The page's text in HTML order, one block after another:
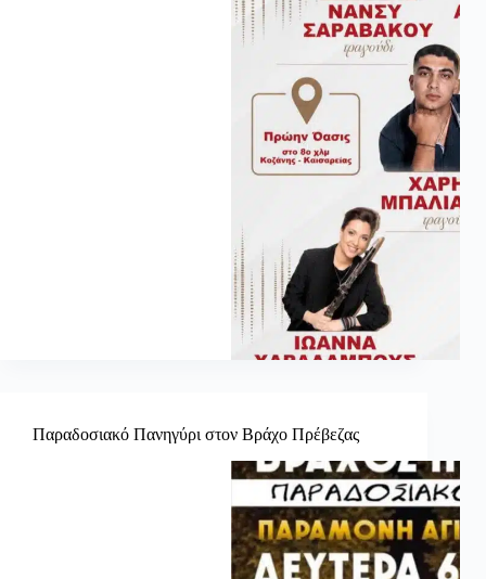
Παραδοσιακό Πανηγύρι στον Βράχο Πρέβεζας